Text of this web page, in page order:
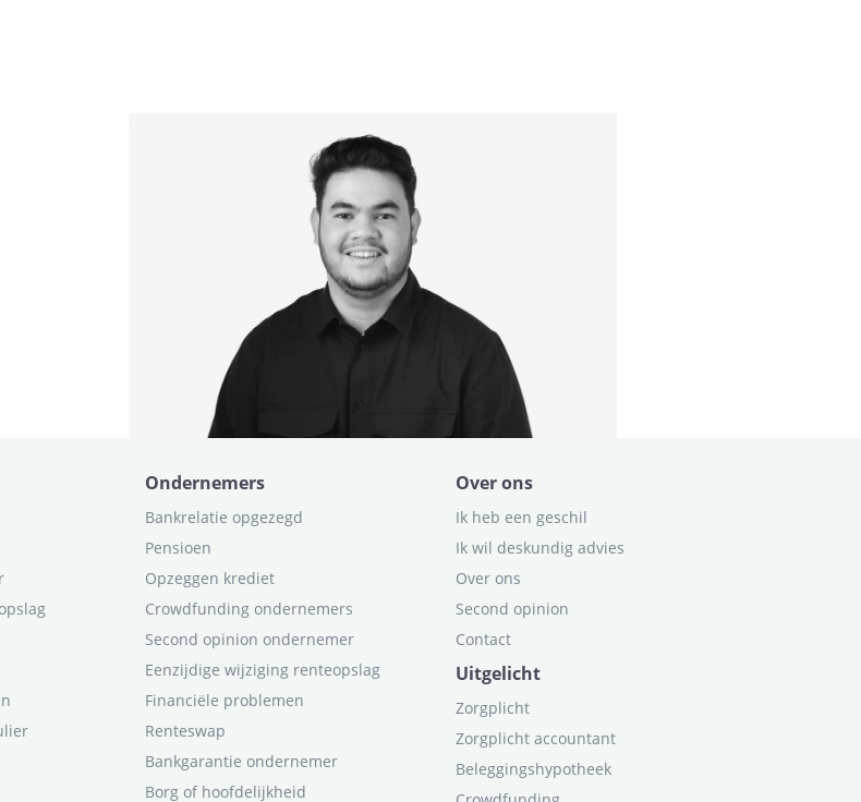
Ondernemers
Bankrelatie opgezegd
Pensioen
Opzeggen krediet
Crowdfunding ondernemers
Second opinion ondernemer
Eenzijdige wijziging renteopslag
Financiële problemen
Renteswap
Bankgarantie ondernemer
Borg of hoofdelijkheid
Over ons
Ik heb een geschil
Ik wil deskundig advies
Over ons
Second opinion
Contact
Uitgelicht
Zorgplicht
Zorgplicht accountant
Beleggingshypotheek